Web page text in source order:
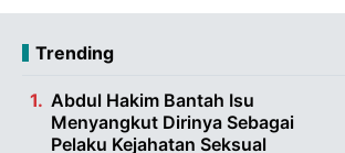
Trending
Abdul Hakim Bantah Isu
Menyangkut Dirinya Sebagai
Pelaku Kejahatan Seksual